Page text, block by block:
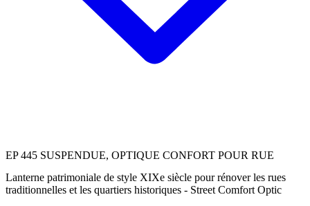
EP 445 SUSPENDUE, OPTIQUE CONFORT POUR RUE
Lanterne patrimoniale de style XIXe siècle pour rénover les rues
traditionnelles et les quartiers historiques - Street Comfort Optic